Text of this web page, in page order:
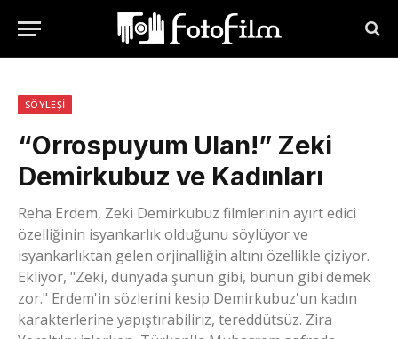
SÖYLEŞI
“Orrospuyum Ulan!” Zeki
Demirkubuz ve Kadınları
Reha Erdem, Zeki Demirkubuz filmlerinin ayırt edici
özelliğinin isyankarlık olduğunu söylüyor ve
isyankarlıktan gelen orjinalliğin altını özellikle çiziyor.
Ekliyor, "Zeki, dünyada şunun gibi, bunun gibi demek
zor." Erdem'in sözlerini kesip Demirkubuz'un kadın
karakterlerine yapıştırabiliriz, tereddütsüz. Zira